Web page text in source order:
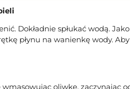
Dokładnie spłukać wodą.
płynu na wanienkę wody.
oliwkę, zaczynając